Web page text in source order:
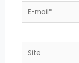
E-
Site